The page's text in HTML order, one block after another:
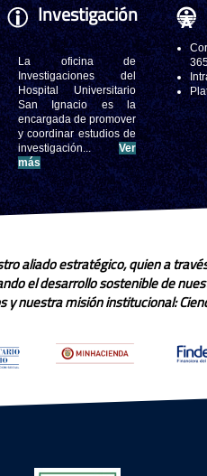
Investigación
La oficina de
Investigaciones del
Hospital Universitario
San Ignacio es la
encargada de promover
y coordinar estudios de
investigación... Ver
más
aliado estratégico, quien a
el desarrollo sostenible de
y nuestra misión institucional: